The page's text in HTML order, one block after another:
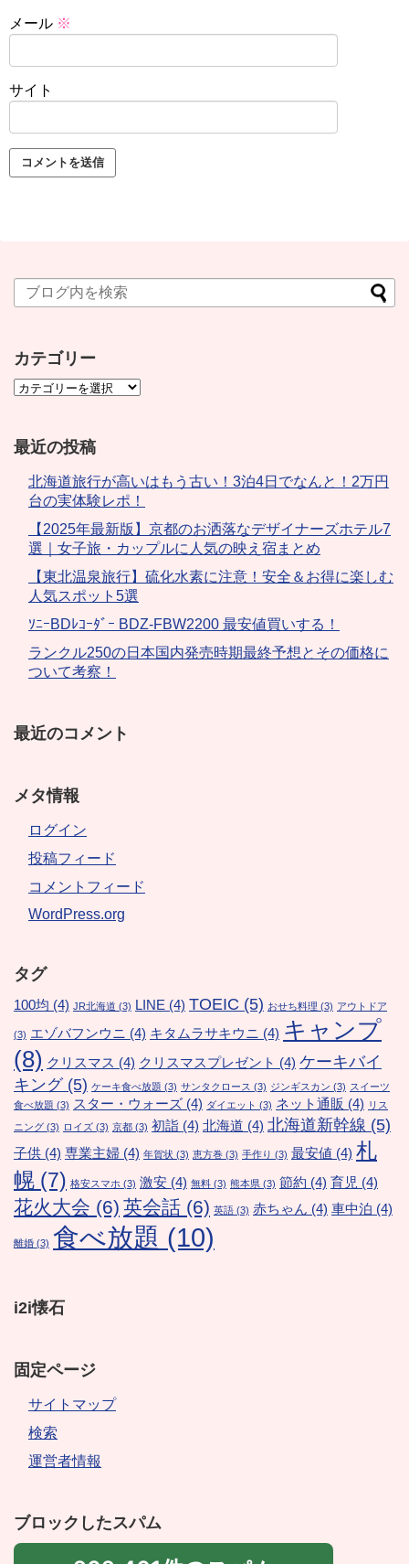
メール ※
サイト
カテゴリー
最近の投稿
北海道旅行が高いはもう古い！3泊4日でなんと！2万円
台の実体験レポ！
【2025年最新版】京都のお洒落なデザイナーズホテル7
選｜女子旅・カップルに人気の映え宿まとめ
【東北温泉旅行】硫化水素に注意！安全＆お得に楽しむ
人気スポット5選
ｿﾆｰBDﾚｺｰﾀﾞｰ BDZ-FBW2200 最安値買いする！
ランクル250の日本国内発売時期最終予想とその価格に
ついて考察！
最近のコメント
メタ情報
ログイン
投稿フィード
コメントフィード
WordPress.org
タグ
100均 (4) JR北海道 (3) LINE (4) TOEIC (5) おせち料理 (3) アウトドア
(3) エゾバフンウニ (4) キタムラサキウニ (4) キャンプ
(8) クリスマス (4) クリスマスプレゼント (4) ケーキバイ
キング(5) ケーキ食べ放題 (3) サンタクロース (3) ジンギスカン (3) スイーツ
食べ放題 (3) スター・ウォーズ (4) ダイエット (3) ネット通販 (4) リス
ニング (3) ロイズ (3) 京都 (3) 初詣 (4) 北海道 (4) 北海道新幹線 (5)
子供 (4) 専業主婦 (4) 年賀状 (3) 恵方巻 (3) 手作り (3) 最安値 (4) 札
幌 (7) 格安スマホ (3) 激安 (4) 無料 (3) 熊本県 (3) 節約 (4) 育児 (4)
花火大会 (6) 英会話 (6) 英語 (3) 赤ちゃん (4) 車中泊 (4)
離婚 (3) 食べ放題 (10)
i2i懐石
固定ページ
サイトマップ
検索
運営者情報
ブロックしたスパム